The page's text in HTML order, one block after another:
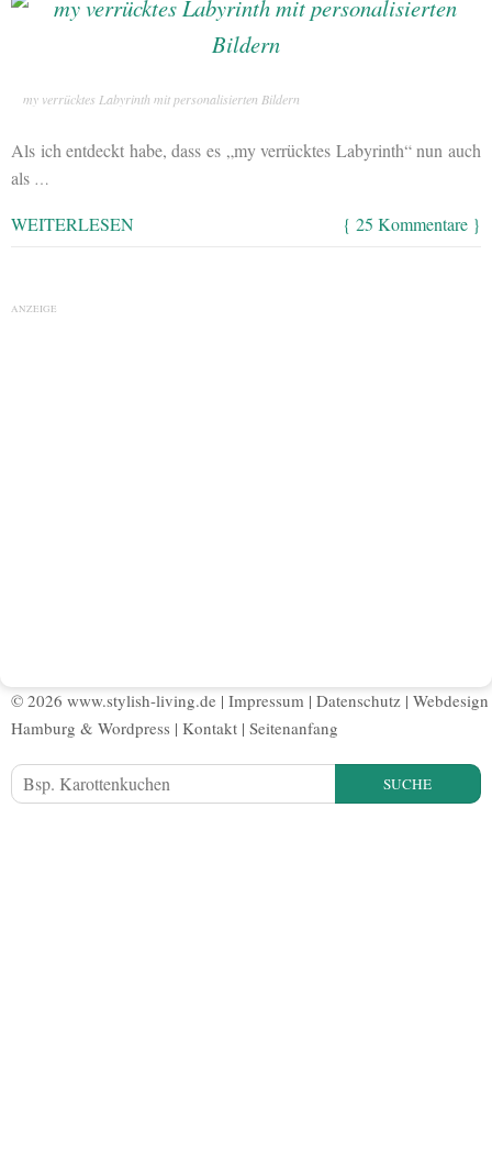
my verrücktes Labyrinth mit personalisierten Bildern
Als ich entdeckt habe, dass es „my verrücktes Labyrinth“ nun auch
als …
WEITERLESEN { 25 Kommentare }
ANZEIGE
© 2026 www.stylish-living.de | Impressum | Datenschutz | Webdesign
Hamburg & Wordpress | Kontakt | Seitenanfang
SUCHE